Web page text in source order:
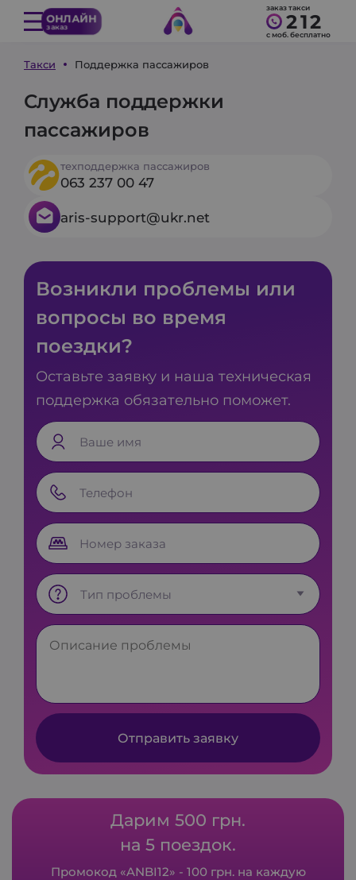
ОНЛАЙН
заказ
заказ такси
212
с моб. бесплатно
Такси Поддержка пассажиров
Служба поддержки
пассажиров
техподдержка пассажиров
063 237 00 47
aris-support@ukr.net
Возникли проблемы или
вопросы во время
поездки?
Оставьте заявку и наша техническая
поддержка обязательно поможет.
Ваше имя
Телефон
Номер заказа
Отправить заявку
Дарим 500 грн.
на 5 поездок.
Промокод «ANBI12» - 100 грн. на каждую